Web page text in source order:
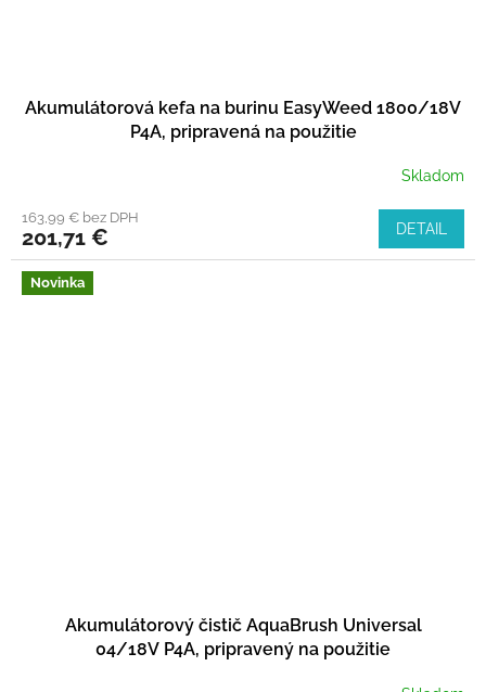
Akumulátorová kefa na burinu EasyWeed 1800/18V
P4A, pripravená na použitie
Skladom
163,99 € bez DPH
201,71 € DETAIL
Novinka
Akumulátorový čistič AquaBrush Universal
04/18V P4A, pripravený na použitie